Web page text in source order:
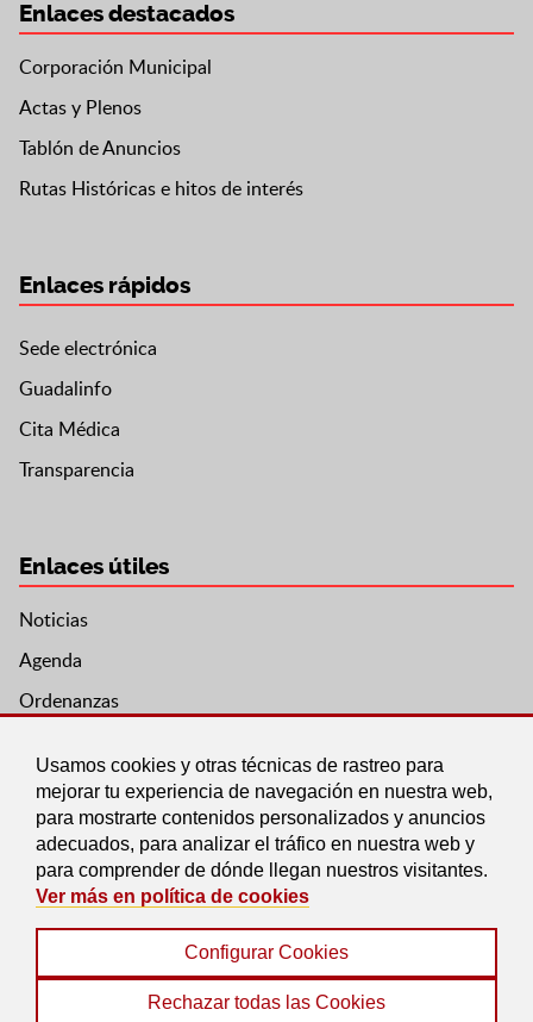
Usamos cookies y otras técnicas de rastreo para
mejorar tu experiencia de navegación en nuestra web,
para mostrarte contenidos personalizados y anuncios
adecuados, para analizar el tráfico en nuestra web y
para comprender de dónde llegan nuestros visitantes.
Ver más en política de cookies
Configurar Cookies
Rechazar todas las Cookies
Enlaces destacados
Corporación Municipal
Actas y Plenos
Tablón de Anuncios
Rutas Históricas e hitos de interés
Enlaces rápidos
Sede electrónica
Guadalinfo
Cita Médica
Transparencia
Enlaces útiles
Noticias
Agenda
Ordenanzas
© 2022 Ayuntamiento de Pedro Martínez
Política de Cookies | Accesibilidad
Protección de Datos | Mapa Web